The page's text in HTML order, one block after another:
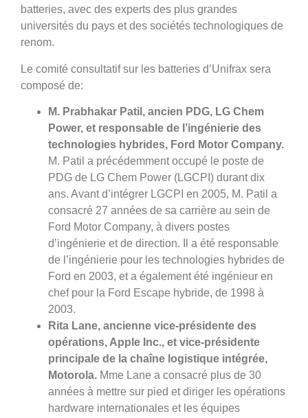
batteries, avec des experts des plus grandes
universités du pays et des sociétés technologiques de
renom.
Le comité consultatif sur les batteries d’Unifrax sera
composé de:
M. Prabhakar Patil, ancien PDG, LG Chem
Power, et responsable de l’ingénierie des
technologies hybrides, Ford Motor Company.
M. Patil a précédemment occupé le poste de
PDG de LG Chem Power (LGCPI) durant dix
ans. Avant d’intégrer LGCPI en 2005, M. Patil a
consacré 27 années de sa carrière au sein de
Ford Motor Company, à divers postes
d’ingénierie et de direction. Il a été responsable
de l’ingénierie pour les technologies hybrides de
Ford en 2003, et a également été ingénieur en
chef pour la Ford Escape hybride, de 1998 à
2003.
Rita Lane, ancienne vice-présidente des
opérations, Apple Inc., et vice-présidente
principale de la chaîne logistique intégrée,
Motorola. Mme Lane a consacré plus de 30
années à mettre sur pied et diriger les opérations
hardware internationales et les équipes